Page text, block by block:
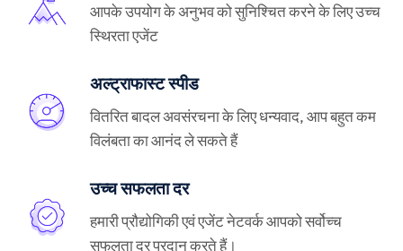
आपके उपयोग के अनुभव को सुनिश्चित करने के लिए उच्च
स्थिरता एजेंट
अल्ट्राफास्ट स्पीड
वितरित बादल अवसंरचना के लिए धन्यवाद, आप बहुत कम
विलंबता का आनंद ले सकते हैं
उच्च सफलता दर
हमारी प्रौद्योगिकी एवं एजेंट नेटवर्क आपको सर्वोच्च
सफलता दर प्रदान करते हैं।